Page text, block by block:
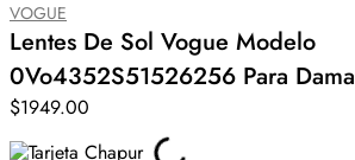
VOGUE
Lentes De Sol Vogue Modelo
0Vo4352S51526256 Para Dama
$1949.00